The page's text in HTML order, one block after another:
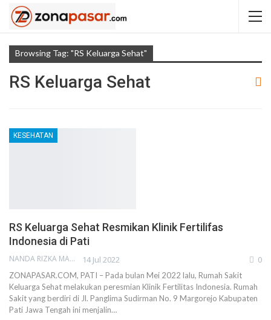
Browsing Tag: "RS Keluarga Sehat"
RS Keluarga Sehat
KESEHATAN
RS Keluarga Sehat Resmikan Klinik Fertilifas
Indonesia di Pati
NANDA RIZKA MAHENDRA 14 Jul 2022 0
ZONAPASAR.COM, PATI – Pada bulan Mei 2022 lalu, Rumah Sakit
Keluarga Sehat melakukan peresmian Klinik Fertilitas Indonesia. Rumah
Sakit yang berdiri di Jl. Panglima Sudirman No. 9 Margorejo Kabupaten
Pati Jawa Tengah ini menjalin…